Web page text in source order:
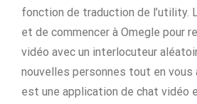
fonction de traduction de l’utility.
et de commencer à Omegle pour
vidéo avec un interlocuteur
nouvelles personnes tout en vous
est une application de chat vidéo